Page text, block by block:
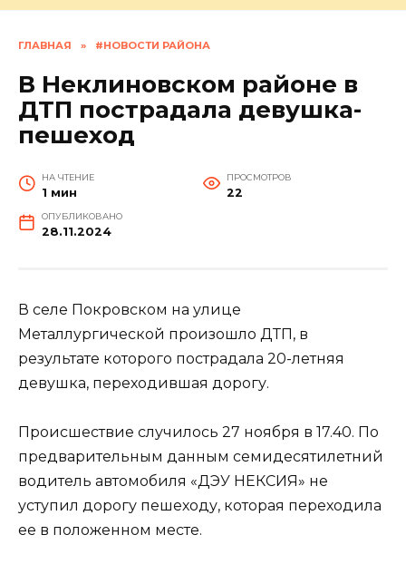
ГЛАВНАЯ » #НОВОСТИ РАЙОНА
В Неклиновском районе в
ДТП пострадала девушка-
пешеход
НА ЧТЕНИЕ
1 мин
ПРОСМОТРОВ
22
ОПУБЛИКОВАНО
28.11.2024
В селе Покровском на улице
Металлургической произошло ДТП, в
результате которого пострадала 20-летняя
девушка, переходившая дорогу.
Происшествие случилось 27 ноября в 17.40. По
предварительным данным семидесятилетний
водитель автомобиля «ДЭУ НЕКСИЯ» не
уступил дорогу пешеходу, которая переходила
ее в положенном месте.